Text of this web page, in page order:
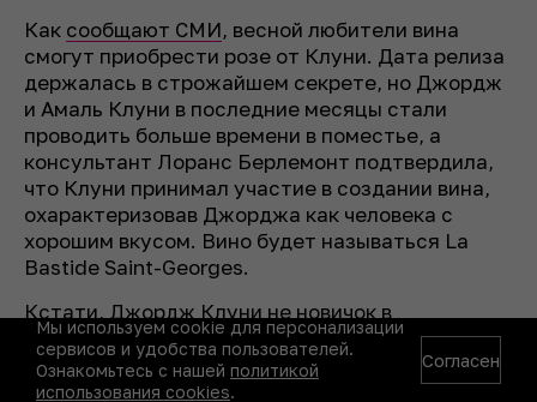
Как сообщают СМИ, весной любители вина
смогут приобрести розе от Клуни. Дата релиза
держалась в строжайшем секрете, но Джордж
и Амаль Клуни в последние месяцы стали
проводить больше времени в поместье, а
консультант Лоранс Берлемонт подтвердила,
что Клуни принимал участие в создании вина,
охарактеризовав Джорджа как человека с
хорошим вкусом. Вино будет называться La
Bastide Saint-Georges.
Кстати, Джордж Клуни не новичок в
алкобизнесе: в 2017-м он продал свой бренд
текилы Casamigos компании Diageo за $1 млрд.
Мы используем cookie для персонализации
сервисов и удобства пользователей.
Ознакомьтесь с нашей политикой
использования cookies.
Согласен